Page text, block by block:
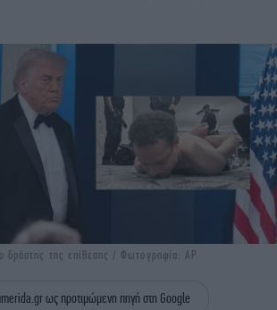
ENGLISH EDITION
TRAVEL
ΥΓΕΙΑ
ΟΛΥΜΠΙΑΚΟΙ ΑΓΩΝΕΣ
GREEN
ΖΩΔΙΑ
ELAMEFORA
δράστης της επίθεσης / Φωτογραφία: ΑΡ
ως προτιμώμενη πηγή στη Google